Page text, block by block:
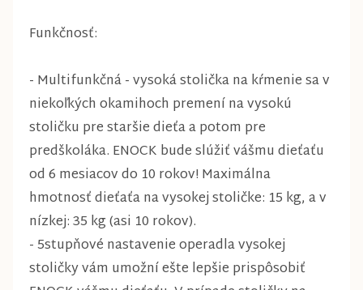
Funkčnosť:
- Multifunkčná - vysoká stolička na kŕmenie sa v
niekoľkých okamihoch premení na vysokú
stoličku pre staršie dieťa a potom pre
predškoláka. ENOCK bude slúžiť vášmu dieťaťu
od 6 mesiacov do 10 rokov! Maximálna
hmotnosť dieťaťa na vysokej stoličke: 15 kg, a v
nízkej: 35 kg (asi 10 rokov).
- 5stupňové nastavenie operadla vysokej
stoličky vám umožní ešte lepšie prispôsobiť